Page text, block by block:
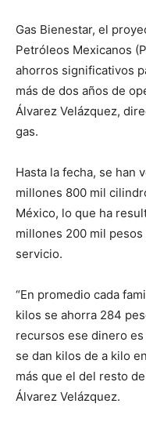
Gas Bienestar, el
Petróleos Mexicanos
ahorros significativos
más de dos años de
Álvarez Velázquez,
gas.
Hasta la fecha, se han
millones 800 mil
México, lo que ha
millones 200 mil
servicio.
“En promedio cada
kilos se ahorra 284
recursos ese dinero
se dan kilos de a kilo
más que el del resto
Álvarez Velázquez.